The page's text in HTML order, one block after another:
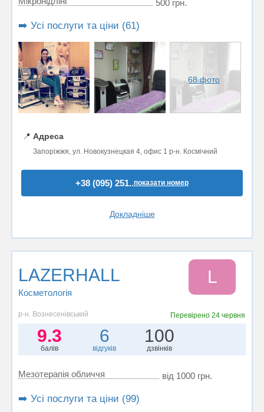
500 грн.
➡️ Усі послуги та ціни (61)
68 фото
📍 Адреса
Запоріжжя, ул. Новокузнецкая 4, офис 1 р-н. Космічний
+38 (095) 251..показати номер
Докладніше
LAZERHALL
Косметологія
L
р-н. Вознесенівський Перевірено24 червня
9.3
балів
6
відгуків
100
дзвінків
Мезотерапія обличчя від 1000 грн.
➡️ Усі послуги та ціни (99)